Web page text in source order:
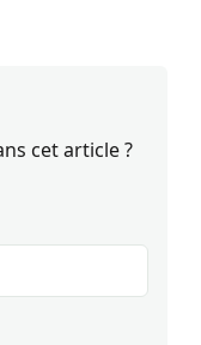
cet article ?